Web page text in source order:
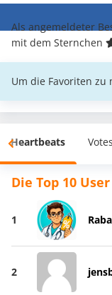
Als angemeldeter
mit dem Sternchen
Um die Favoriten zu
Heartbeats Votes
Die Top 10
1
2